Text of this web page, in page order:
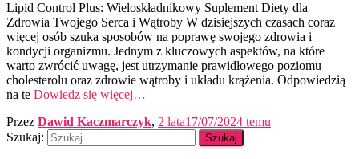
Lipid Control Plus: Wieloskładnikowy Suplement Diety dla
Zdrowia Twojego Serca i Wątroby W dzisiejszych czasach coraz
więcej osób szuka sposobów na poprawę swojego zdrowia i
kondycji organizmu. Jednym z kluczowych aspektów, na które
warto zwrócić uwagę, jest utrzymanie prawidłowego poziomu
cholesterolu oraz zdrowie wątroby i układu krążenia. Odpowiedzią
na te Dowiedz się więcej…
Przez Dawid Kaczmarczyk, 2 lata17/07/2024 temu
Szukaj: